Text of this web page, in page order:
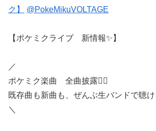
ク】
@PokeMikuVOLTAGE
【ポケミクライブ 新情報✨】
／
ポケミク楽曲 全曲披露❤️‍🔥
既存曲も新曲も、ぜんぶ生バンドで聴け
＼